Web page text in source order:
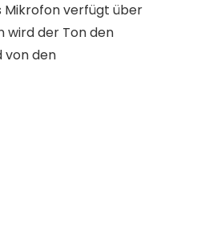
Mikrofon verfügt über
wird der Ton den
von den